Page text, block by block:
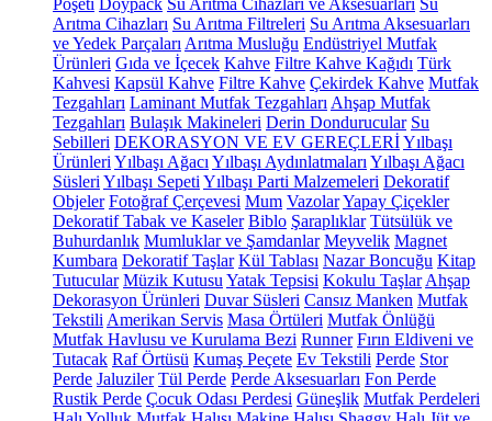
Poşeti Doypack Su Arıtma Cihazları ve Aksesuarları Su
Arıtma Cihazları Su Arıtma Filtreleri Su Arıtma Aksesuarları
ve Yedek Parçaları Arıtma Musluğu Endüstriyel Mutfak
Ürünleri Gıda ve İçecek Kahve Filtre Kahve Kağıdı Türk
Kahvesi Kapsül Kahve Filtre Kahve Çekirdek Kahve Mutfak
Tezgahları Laminant Mutfak Tezgahları Ahşap Mutfak
Tezgahları Bulaşık Makineleri Derin Dondurucular Su
Sebilleri DEKORASYON VE EV GEREÇLERİYılbaşı
Ürünleri Yılbaşı Ağacı Yılbaşı Aydınlatmaları Yılbaşı Ağacı
Süsleri Yılbaşı Sepeti Yılbaşı Parti Malzemeleri Dekoratif
Objeler Fotoğraf Çerçevesi Mum VazolarYapay Çiçekler
Dekoratif Tabak ve Kaseler Biblo Şaraplıklar Tütsülük ve
Buhurdanlık Mumluklar ve Şamdanlar Meyvelik Magnet
Kumbara Dekoratif Taşlar Kül Tablası Nazar Boncuğu Kitap
Tutucular Müzik Kutusu Yatak Tepsisi Kokulu Taşlar Ahşap
Dekorasyon Ürünleri Duvar Süsleri Cansız Manken Mutfak
Tekstili Amerikan Servis Masa Örtüleri Mutfak Önlüğü
Mutfak Havlusu ve Kurulama Bezi Runner Fırın Eldiveni ve
Tutacak Raf Örtüsü Kumaş Peçete Ev Tekstili Perde Stor
Perde Jaluziler Tül Perde Perde Aksesuarları Fon Perde
Rustik Perde Çocuk Odası Perdesi Güneşlik Mutfak Perdeleri